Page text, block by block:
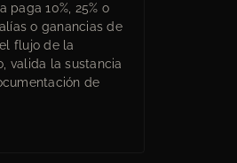
paga 10%, 25% o
o ganancias de
flujo de la
valida la sustancia
de